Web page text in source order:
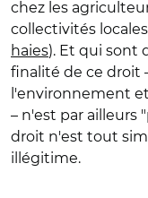
chez les
collectivités
haies). Et qui sont
finalité de ce droit
l'environnement
– n'est par ailleurs
droit n'est tout
illégitime.